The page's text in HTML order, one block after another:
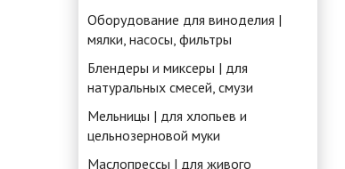
Оборудование для виноделия |
мялки, насосы, фильтры
Блендеры и миксеры | для
натуральных смесей, смузи
Мельницы | для хлопьев и
цельнозерновой муки
Маслопрессы | для живого